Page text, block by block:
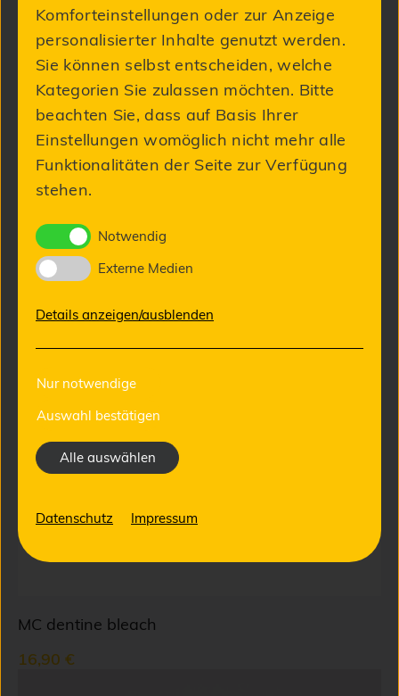
MC dentine
16,90 €
MC dentine bleach
16,90 €
Komforteinstellungen oder zur Anzeige
personalisierter Inhalte genutzt werden.
Sie können selbst entscheiden, welche
Kategorien Sie zulassen möchten. Bitte
beachten Sie, dass auf Basis Ihrer
Einstellungen womöglich nicht mehr alle
Funktionalitäten der Seite zur Verfügung
stehen.
Notwendig
Externe Medien
Details anzeigen/ausblenden
Nur notwendige
Auswahl bestätigen
Alle auswählen
Datenschutz Impressum